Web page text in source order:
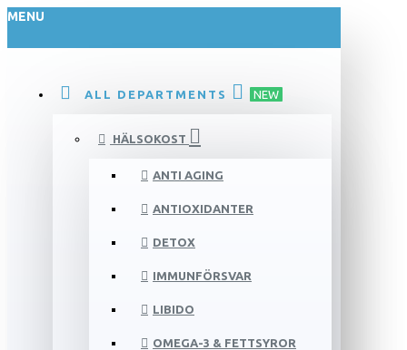
MENU
ALL DEPARTMENTS NEW
HÄLSOKOST
ANTI AGING
ANTIOXIDANTER
DETOX
IMMUNFÖRSVAR
LIBIDO
OMEGA-3 & FETTSYROR